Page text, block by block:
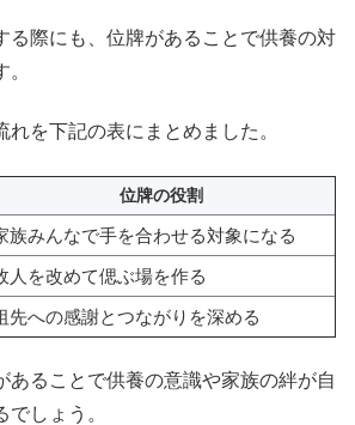
る際にも、位牌があることで供養の対
を下記の表にまとめました。
位牌の役割
族みんなで手を合わせる対象になる
人を改めて偲ぶ場を作る
先への感謝とつながりを深める
あることで供養の意識や家族の絆が自
しょう。